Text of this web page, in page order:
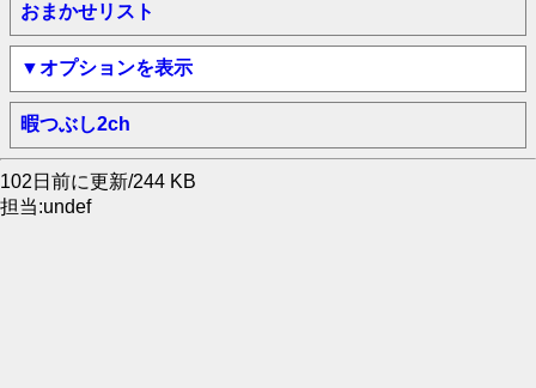
おまかせリスト
▼オプションを表示
暇つぶし2ch
102日前に更新/244 KB
担当:undef